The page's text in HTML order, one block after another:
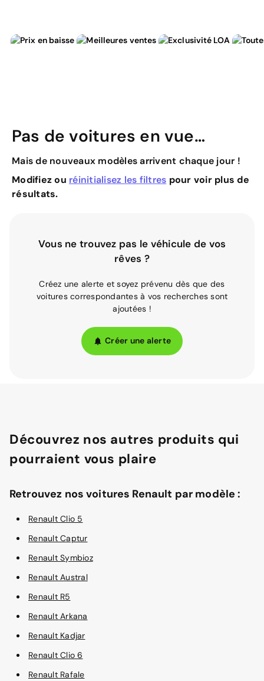
Pas de voitures en vue…
Mais de nouveaux modèles arrivent chaque jour !
Modifiez ou réinitialisez les filtres pour voir plus de
résultats.
Vous ne trouvez pas le véhicule de vos
rêves ?
Créez une alerte et soyez prévenu dès que des
voitures correspondantes à vos recherches sont
ajoutées !
Créer une alerte
Découvrez nos autres produits qui
pourraient vous plaire
Retrouvez nos voitures Renault par modèle :
Renault Clio 5
Renault Captur
Renault Symbioz
Renault Austral
Renault R5
Renault Arkana
Renault Kadjar
Renault Clio 6
Renault Rafale